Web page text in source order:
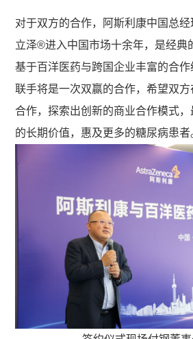
对于双方的合作，阿斯利康中国总经
立泽®进入中国市场十余年，是经典
基于百洋医药与跨国企业丰富的合
联手将是一次双赢的合作，希望双
合作，探索出创新的商业合作模式
的长期价值，惠及更多的糖尿病患者